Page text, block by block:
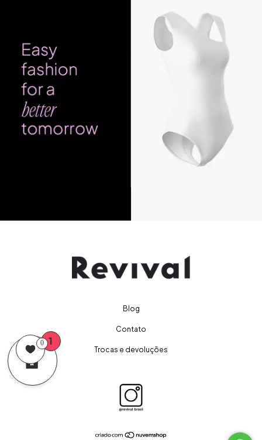
Blog
Contato
Trocas e devoluções
1
0